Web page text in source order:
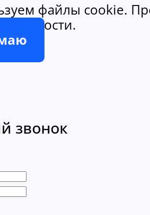
файлы cookie.
звонок